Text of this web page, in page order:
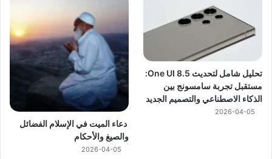
تحليل شامل لتحديث One UI 8.5:
مستقبل تجربة سامسونج بين
الذكاء الاصطناعي والتصميم الجديد
2026-04-05
دعاء الميت في الإسلام الفضائل
والصيغ والأحكام
2026-04-05